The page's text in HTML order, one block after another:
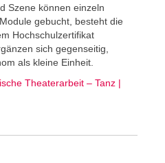
Szene können einzeln
gebucht, besteht die
Hochschulzertifikat
sich gegenseitig,
als kleine Einheit.
Theaterarbeit – Tanz |